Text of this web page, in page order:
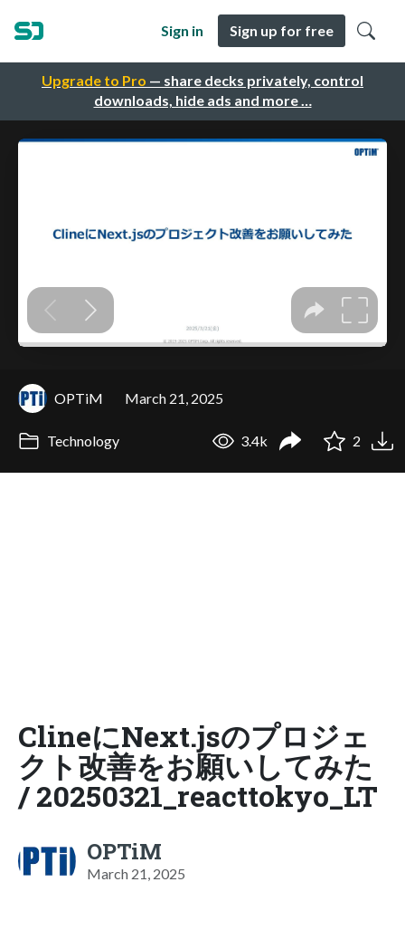
Upgrade to Pro — share decks privately, control
downloads, hide ads and more …
Sign in Sign up for free
OPTiM March 21, 2025
Technology 3.4k 2
ClineにNext.jsのプロジェ
クト改善をお願いしてみた
/ 20250321_reacttokyo_LT
OPTiM
March 21, 2025